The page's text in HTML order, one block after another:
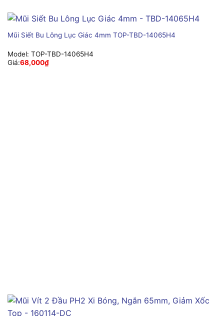
Mũi Siết Bu Lông Lục Giác 4mm TOP-TBD-14065H4
Model: TOP-TBD-14065H4
Giá:68,000₫